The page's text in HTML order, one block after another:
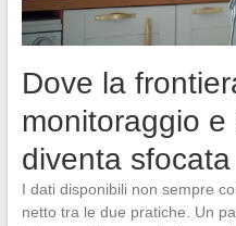
Dove la
monitoraggio
diventa sfocata
I dati disponibili non sempre
netto tra le due pratiche. Un